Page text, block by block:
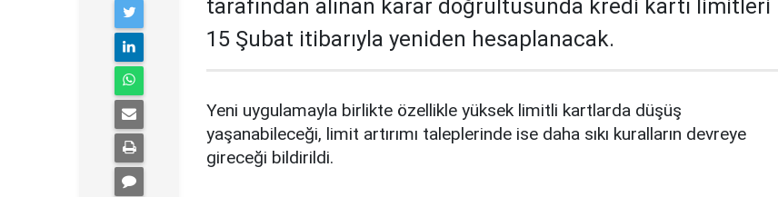
tarafından alınan karar doğrultusunda kredi kartı limitleri
15 Şubat itibarıyla yeniden hesaplanacak.
Yeni uygulamayla birlikte özellikle yüksek limitli kartlarda düşüş
yaşanabileceği, limit artırımı taleplerinde ise daha sıkı kuralların devreye
gireceği bildirildi.